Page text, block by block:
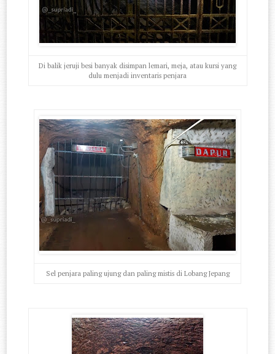
Di balik jeruji besi banyak disimpan lemari, meja, atau kursi yang
dulu menjadi inventaris penjara
Sel penjara paling ujung dan paling mistis di Lobang Jepang